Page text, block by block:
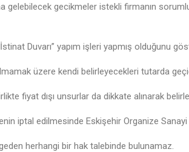
gelebilecek gecikmeler istekli firmanın
Duvarı” yapım işleri yapmış olduğunu
üzere kendi belirleyecekleri tutarda
fiyat dışı unsurlar da dikkate alınarak
iptal edilmesinde Eskişehir Organize
herhangi bir hak talebinde bulunamaz.